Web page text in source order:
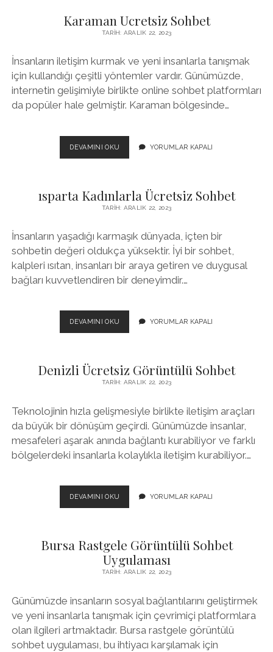
UYGULAMALARI
Karaman Ucretsiz Sohbet
TARIH: ARALIK 22, 2023
İnsanların iletişim kurmak ve yeni insanlarla tanışmak
için kullandığı çeşitli yöntemler vardır. Günümüzde,
internetin gelişimiyle birlikte online sohbet platformları
da popüler hale gelmiştir. Karaman bölgesinde…
DEVAMINI OKU KARAMAN
UCRETSIZ
YORUMLAR KAPALI
ısparta Kadınlarla Ücretsiz Sohbet
TARIH: ARALIK 22, 2023
İnsanların yaşadığı karmaşık dünyada, içten bir
sohbetin değeri oldukça yüksektir. İyi bir sohbet,
kalpleri ısıtan, insanları bir araya getiren ve duygusal
bağları kuvvetlendiren bir deneyimdir.…
DEVAMINI OKU ISPARTA
KADINLARLA
YORUMLAR KAPALI
Denizli Ücretsiz Görüntülü Sohbet
TARIH: ARALIK 22, 2023
Teknolojinin hızla gelişmesiyle birlikte iletişim araçları
da büyük bir dönüşüm geçirdi. Günümüzde insanlar,
mesafeleri aşarak anında bağlantı kurabiliyor ve farklı
bölgelerdeki insanlarla kolaylıkla iletişim kurabiliyor.…
DEVAMINI OKU DENIZLI
ÜCRETSIZ
YORUMLAR KAPALI
Bursa Rastgele Görüntülü Sohbet
Uygulaması
TARIH: ARALIK 22, 2023
Günümüzde insanların sosyal bağlantılarını geliştirmek
ve yeni insanlarla tanışmak için çevrimiçi platformlara
olan ilgileri artmaktadır. Bursa rastgele görüntülü
sohbet uygulaması, bu ihtiyacı karşılamak için